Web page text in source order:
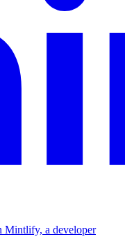
Mintlify, a developer